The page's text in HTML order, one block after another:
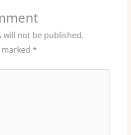
will not be published.
*